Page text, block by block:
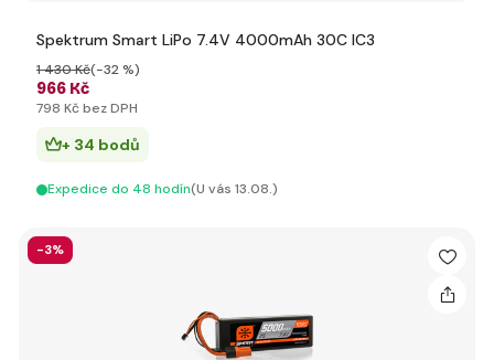
Spektrum Smart LiPo 7.4V 4000mAh 30C IC3
966 Kč
1 430 Kč(-32 %)
798 Kč bez DPH
+ 34 bodů
Expedice do 48 hodín(U vás 13.08.)
-3%